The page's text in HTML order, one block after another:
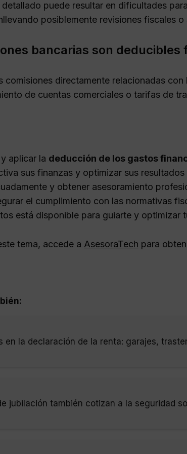
puede resultar en dificultades
posiblemente revisiones fiscales o
bancarias son deducibles
comisiones directamente relacionadas
de cuentas comerciales o tarifas de
aplicar la deducción de los gastos
sus finanzas y optimizar sus
y obtener asesoramiento
el cumplimiento con las normativas
está disponible para guiarte y optimizar
tema, accede a AsesoraTech para
en la declaración de la renta: garajes,
jubilación también cotizan a la seguridad